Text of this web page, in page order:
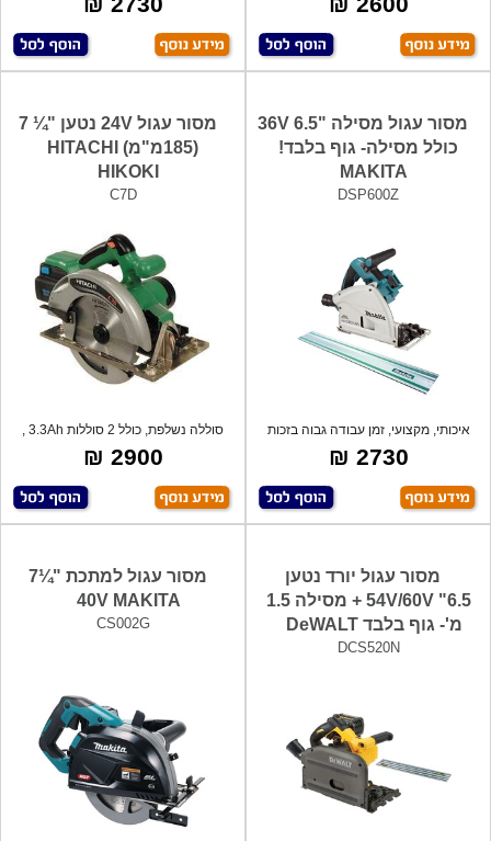
מסור עגול מסילה "6.5 36V
כולל מסילה- גוף בלבד!
MAKITA
DSP600Z
איכותי, מקצועי, זמן עבודה גבוה בזכות
מנו
2730 ₪
מסור עגול 24V נטען "¼ 7
(185מ"מ) HITACHI
HIKOKI
C7D
כולל
2900 ₪
מסור עגול יורד נטען
54V/60V "6.5 + מסילה 1.5
מ'- גוף בלבד DeWALT
DCS520N
מסור עגול למתכת "¼7
40V MAKITA
CS002G